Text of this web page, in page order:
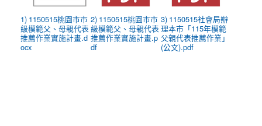
1) 1150515桃園市市
級模範父、母親代表
推薦作業實施計畫.d
ocx
2) 1150515桃園市市
級模範父、母親代表
推薦作業實施計畫.p
df
3) 1150515社會局辦
理本市「115年模範
父親代表推薦作業」
(公文).pdf